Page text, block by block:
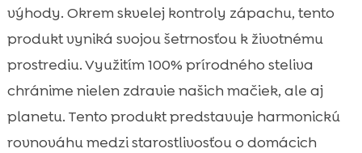
výhody. Okrem skvelej kontroly zápachu, tento
produkt vyniká svojou šetrnosťou k životnému
prostrediu. Využitím 100% prírodného steliva
chránime nielen zdravie našich mačiek, ale aj
planetu. Tento produkt predstavuje harmonickú
rovnováhu medzi starostlivosťou o domácich